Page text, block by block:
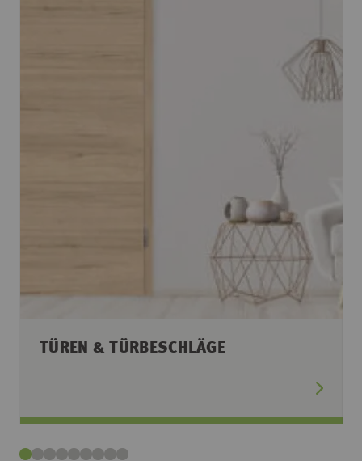
TÜREN & TÜRBESCHLÄGE